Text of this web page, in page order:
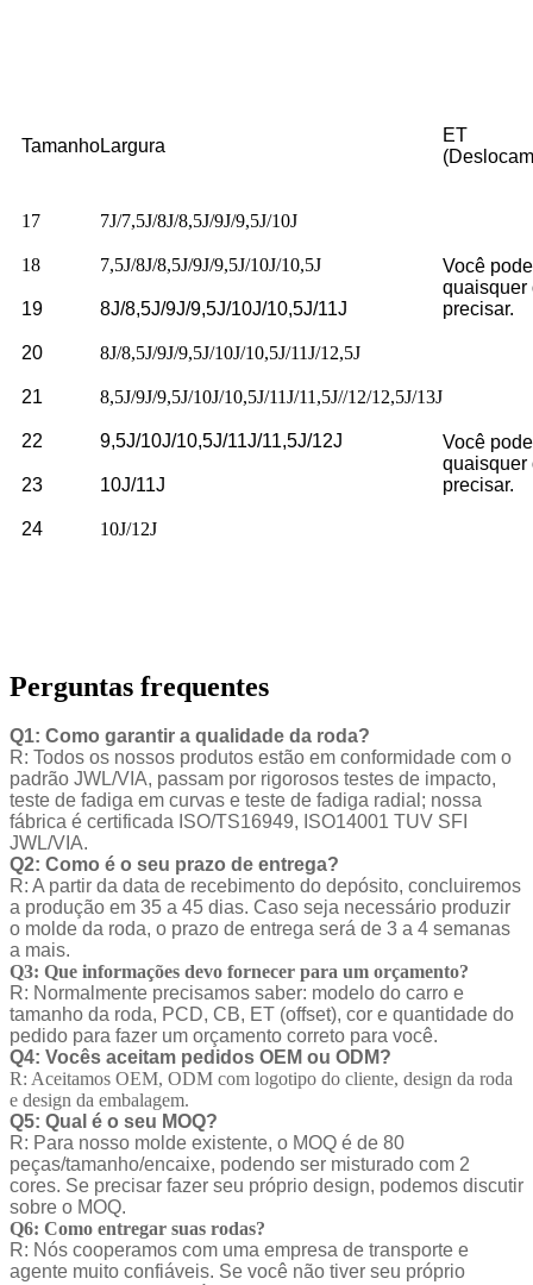
TamanhoLargura
ET
17 7J/7,5J/8J/8,5J/9J/9,5J/10J
Você
quaisquer
precisar.
18 7,5J/8J/8,5J/9J/9,5J/10J/10,5J
19 8J/8,5J/9J/9,5J/10J/10,5J/11J
20 8J/8,5J/9J/9,5J/10J/10,5J/11J/12,5J
21 8,5J/9J/9,5J/10J/10,5J/11J/11,5J//12/12,5J/13J
Você
quaisquer
precisar.
22 9,5J/10J/10,5J/11J/11,5J/12J
23 10J/11J
24 10J/12J
Perguntas frequentes
Q1: Como garantir a qualidade da roda?
R: Todos os nossos produtos estão em conformidade com o
padrão JWL/VIA, passam por rigorosos testes de impacto,
teste de fadiga em curvas e teste de fadiga radial; nossa
fábrica é certificada ISO/TS16949, ISO14001 TUV SFI
JWL/VIA.
Q2: Como é o seu prazo de entrega?
R: A partir da data de recebimento do depósito, concluiremos
a produção em 35 a 45 dias. Caso seja necessário produzir
o molde da roda, o prazo de entrega será de 3 a 4 semanas
a mais.
Q3: Que informações devo fornecer para um orçamento?
R: Normalmente precisamos saber: modelo do carro e
tamanho da roda, PCD, CB, ET (offset), cor e quantidade do
pedido para fazer um orçamento correto para você.
Q4: Vocês aceitam pedidos OEM ou ODM?
R: Aceitamos OEM, ODM com logotipo do cliente, design da roda
e design da embalagem.
Q5: Qual é o seu MOQ?
R: Para nosso molde existente, o MOQ é de 80
peças/tamanho/encaixe, podendo ser misturado com 2
cores. Se precisar fazer seu próprio design, podemos discutir
sobre o MOQ.
Q6: Como entregar suas rodas?
R: Nós cooperamos com uma empresa de transporte e
agente muito confiáveis. Se você não tiver seu próprio